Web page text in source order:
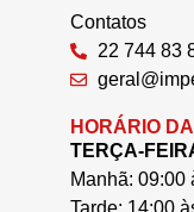
Contatos
22 744 83
HORÁRIO
TERÇA-
Manhã: 09:00